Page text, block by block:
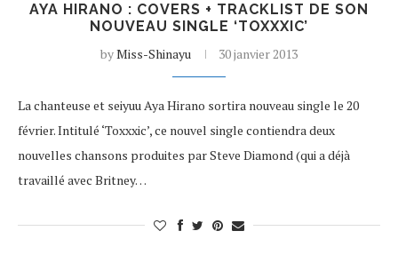
AYA HIRANO : COVERS + TRACKLIST DE SON
NOUVEAU SINGLE ‘TOXXXIC’
byMiss-Shinayu 30 janvier 2013
La chanteuse et seiyuu Aya Hirano sortira nouveau single le 20
février. Intitulé ‘Toxxxic’, ce nouvel single contiendra deux
nouvelles chansons produites par Steve Diamond (qui a déjà
travaillé avec Britney…